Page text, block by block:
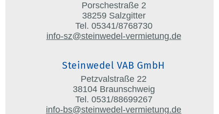
Porschestraße 2
38259 Salzgitter
Tel. 05341/8768730
info-sz@steinwedel-vermietung.de
Steinwedel VAB GmbH
Petzvalstraße 22
38104 Braunschweig
Tel. 0531/88699267
info-bs@steinwedel-vermietung.de